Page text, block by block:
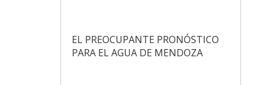
EL PREOCUPANTE PRONÓSTICO
PARA EL AGUA DE MENDOZA